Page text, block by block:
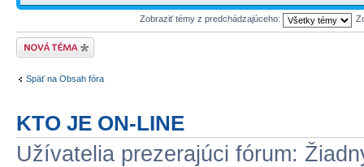
Zobraziť témy z predchádzajúceho:
Odoslať novú tému
Späť na Obsah fóra
KTO JE ON-LINE
Užívatelia prezerajúci fórum: